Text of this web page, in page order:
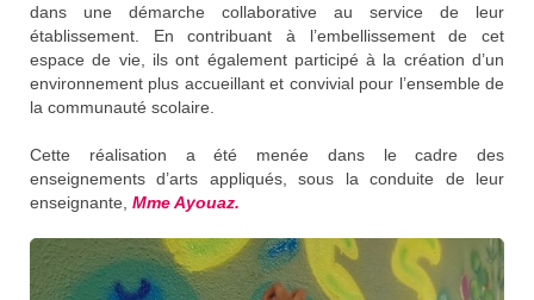
dans une démarche collaborative au service de leur
établissement. En contribuant à l’embellissement de cet
espace de vie, ils ont également participé à la création d’un
environnement plus accueillant et convivial pour l’ensemble de
la communauté scolaire.
Cette réalisation a été menée dans le cadre des
enseignements d’arts appliqués, sous la conduite de leur
enseignante, Mme Ayouaz.